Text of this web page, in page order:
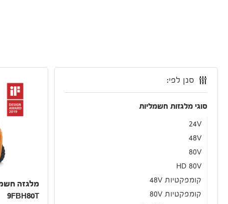
סנן לפי:
סוגי מלגזות חשמליות
24V
48V
80V
HD 80V
קומפקטיות 48V
קומפקטיות 80V
9FBH80T